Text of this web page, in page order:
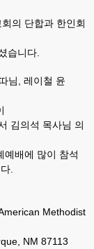
의 단합과 한인회
습니다.
님, 레이철 윤
김의석 목사님 의
배에 많이 참석
.
Methodist
NM 87113